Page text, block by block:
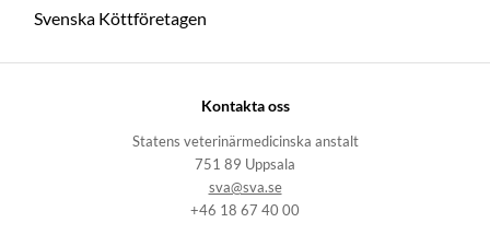
Svenska Köttföretagen
Kontakta oss
Statens veterinärmedicinska anstalt
751 89 Uppsala
sva@sva.se
+46 18 67 40 00